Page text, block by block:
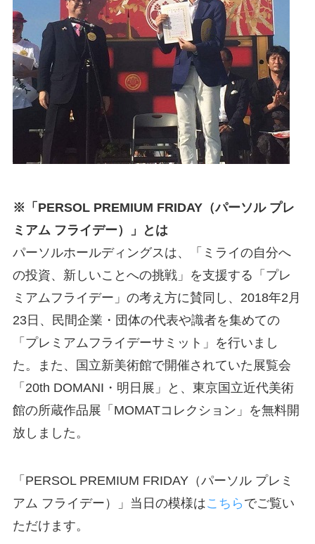
※「PERSOL PREMIUM FRIDAY（パーソル プレ
ミアム フライデー）」とは
パーソルホールディングスは、「ミライの自分へ
の投資、新しいことへの挑戦」を支援する「プレ
ミアムフライデー」の考え方に賛同し、2018年2月
23日、民間企業・団体の代表や識者を集めての
「プレミアムフライデーサミット」を行いまし
た。また、国立新美術館で開催されていた展覧会
「20th DOMANI・明日展」と、東京国立近代美術
館の所蔵作品展「MOMATコレクション」を無料開
放しました。
「PERSOL PREMIUM FRIDAY（パーソル プレミ
アム フライデー）」当日の模様はこちら でご覧い
ただけます。